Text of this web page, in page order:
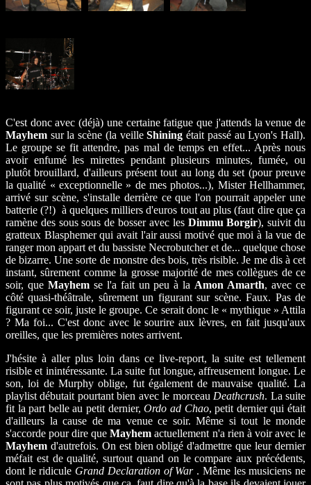
C'est donc avec (déjà) une certaine fatigue que j'attends la venue de
Mayhem sur la scène (la veilleShining était passé au Lyon's Hall).
Le groupe se fit attendre, pas mal de temps en effet... Après nous
avoir enfumé les mirettes pendant plusieurs minutes, fumée, ou
plutôt brouillard, d'ailleurs présent tout au long du set (pour preuve
la qualité « exceptionnelle » de mes photos...), Mister Hellhammer,
arrivé sur scène, s'installe derrière ce que l'on pourrait appeler une
batterie (?!) à quelques milliers d'euros tout au plus (faut dire que ça
ramène des sous sous de bosser avec les Dimmu Borgir), suivit du
gratteux Blasphemer qui avait l'air aussi motivé que moi à la vue de
ranger mon appart et du bassiste Necrobutcher et de... quelque chose
de bizarre. Une sorte de monstre des bois, très risible. Je me dis à cet
instant, sûrement comme la grosse majorité de mes collègues de ce
soir, que Mayhemse l'a fait un peu à la Amon Amarth, avec ce
côté quasi-théâtrale, sûrement un figurant sur scène. Faux. Pas de
figurant ce soir, juste le groupe. Ce serait donc le « mythique » Attila
? Ma foi... C'est donc avec le sourire aux lèvres, en fait jusqu'aux
oreilles, que les premières notes arrivent.
J'hésite à aller plus loin dans ce live-report, la suite est tellement
risible et inintéressante. La suite fut longue, affreusement longue. Le
son, loi de Murphy oblige, fut également de mauvaise qualité. La
playlist débutait pourtant bien avec le morceau Deathcrush. La suite
fit la part belle au petit dernier,Ordo ad Chao, petit dernier qui était
d'ailleurs la cause de ma venue ce soir. Même si tout le monde
s'accorde pour dire queMayhem actuellement n'a rien à voir avec le
Mayhem d'autrefois. On est bien obligé d'admettre que leur dernier
méfait est de qualité, surtout quand on le compare aux précédents,
dont le ridicule Grand Declaration of War. Même les musiciens ne